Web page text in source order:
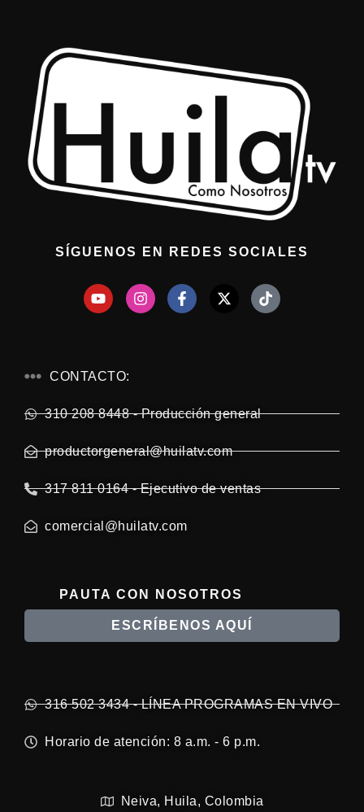
SÍGUENOS EN REDES SOCIALES
CONTACTO:
310 208 8448 - Producción general
productorgeneral@huilatv.com
317 811 0164 - Ejecutivo de ventas
comercial@huilatv.com
PAUTA CON NOSOTROS
ESCRÍBENOS AQUÍ
316 502 3434 - LÍNEA PROGRAMAS EN VIVO
Horario de atención: 8 a.m. - 6 p.m.
Neiva, Huila, Colombia